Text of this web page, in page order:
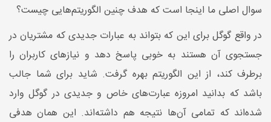
سوال اصلی ما اینجا است که هدف چنین الگوریتم‌هایی چیست؟
در واقع گوگل برای این که بتواند به عبارات جدیدی که مشتریان در
جستجوی آن هستند به خوبی پاسخ دهد و نیازهای کاربران را
برطرف کند، از این الگوریتم بهره گرفت. شاید برای شما جالب
باشد که بدانید امروزه عبارت‌های خاص و جدیدی در گوگل وارد
شده‌اند که تمامی آن‌ها نتیجه هم داشته‌اند. این همان هدفی